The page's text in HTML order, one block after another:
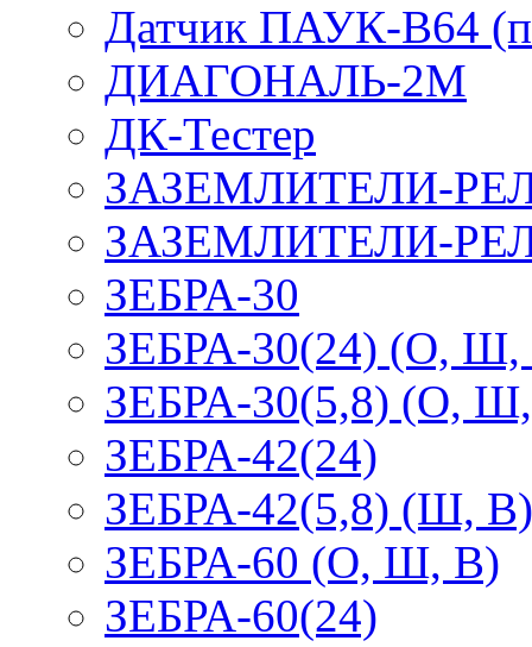
Датчик ПАУК-В64
ДИАГОНАЛЬ-2М
ДК-Тестер
ЗАЗЕМЛИТЕЛИ-
ЗАЗЕМЛИТЕЛИ-
ЗЕБРА-30
ЗЕБРА-30(24) (О,
ЗЕБРА-30(5,8) (О,
ЗЕБРА-42(24)
ЗЕБРА-42(5,8) (Ш, В)
ЗЕБРА-60 (О, Ш, В)
ЗЕБРА-60(24)